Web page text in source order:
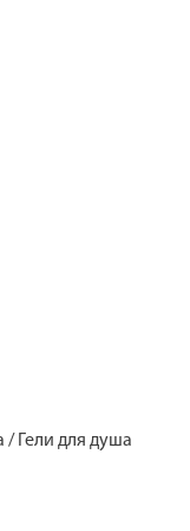
/ Гели для душа